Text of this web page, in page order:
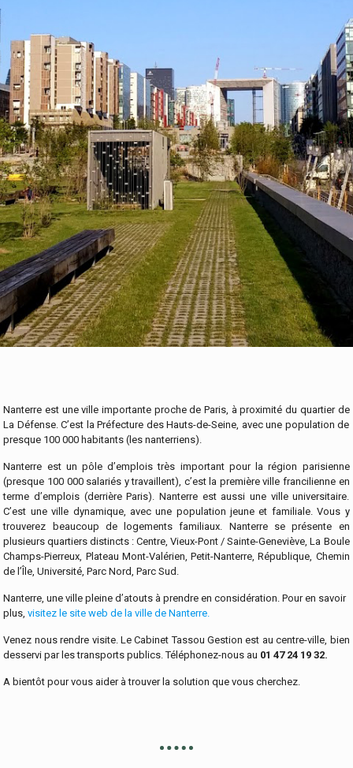
Nanterre est une ville importante proche de Paris, à proximité du quartier de
La Défense. C’est la Préfecture des Hauts-de-Seine, avec une population de
presque 100 000 habitants (les nanterriens).
Nanterre est un pôle d’emplois très important pour la région parisienne
(presque 100 000 salariés y travaillent), c’est la première ville francilienne en
terme d’emplois (derrière Paris). Nanterre est aussi une ville universitaire.
C’est une ville dynamique, avec une population jeune et familiale. Vous y
trouverez beaucoup de logements familiaux. Nanterre se présente en
plusieurs quartiers distincts : Centre, Vieux-Pont / Sainte-Geneviève, La Boule
Champs-Pierreux, Plateau Mont-Valérien, Petit-Nanterre, République, Chemin
de l’Île, Université, Parc Nord, Parc Sud.
Nanterre, une ville pleine d’atouts à prendre en considération. Pour en savoir
plus,visitez le site web de la ville de Nanterre.
Venez nous rendre visite. Le Cabinet Tassou Gestion est au centre-ville, bien
desservi par les transports publics. Téléphonez-nous au 01 47 24 19 32.
A bientôt pour vous aider à trouver la solution que vous cherchez.